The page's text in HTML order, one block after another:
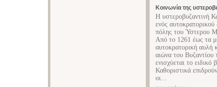
Κοινωνία της
Η υστεροβυζαντινή
ενός αυτοκρατορικού
πόλης του Ύστερου
Από το 1261 έως τα
αυτοκρατορική αυλή
αιώνα του Βυζαντίου
ενισχύεται το
Καθοριστικά
οι...